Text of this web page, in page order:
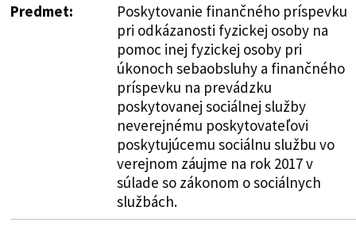
Predmet:
Poskytovanie finančného príspevku
pri odkázanosti fyzickej osoby na
pomoc inej fyzickej osoby pri
úkonoch sebaobsluhy a finančného
príspevku na prevádzku
poskytovanej sociálnej služby
neverejnému poskytovateľovi
poskytujúcemu sociálnu službu vo
verejnom záujme na rok 2017 v
súlade so zákonom o sociálnych
službách.